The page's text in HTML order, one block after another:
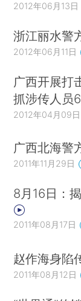
2012年06月13日
浙江丽水警
2012年06月11日
广西开展打
抓涉传人员
2012年04月09日
广西北海警
2011年11月29日
8月16日：
2011年08月17日
赵作海身陷
2011年08月12日